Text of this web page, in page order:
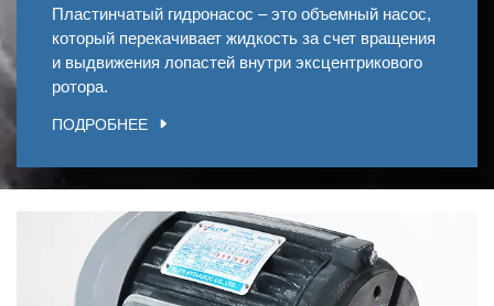
Пластинчатый гидронасос – это объемный насос,
который перекачивает жидкость за счет вращения
и выдвижения лопастей внутри эксцентрикового
ротора.
ПОДРОБНЕЕ